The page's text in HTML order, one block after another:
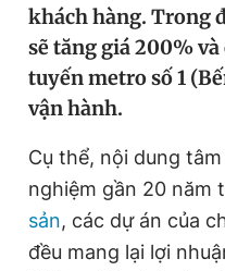
Sản phẩm khác
Tiện ích
Thông tin tòa soạn
khách hàng. Trong
sẽ tăng giá 200%
tuyến metro số 1
vận hành.
Cụ thể, nội dung
nghiệm gần 20 năm
sản, các dự án của
đều mang lại lợi